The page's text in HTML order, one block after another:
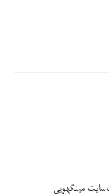
مینگهویی